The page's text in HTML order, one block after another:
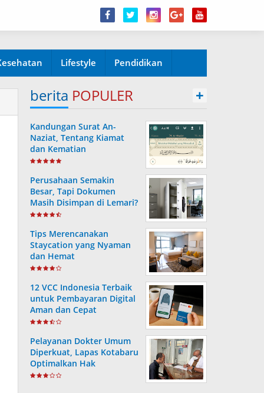
Lifestyle Pendidikan
berita POPULER +
Kandungan Surat An-
Naziat, Tentang Kiamat
dan Kematian
Perusahaan Semakin
Besar, Tapi Dokumen
Masih Disimpan di Lemari?
Ini Risiko yang Sering
Tips Merencanakan
Staycation yang Nyaman
dan Hemat
12 VCC Indonesia Terbaik
untuk Pembayaran Digital
Aman dan Cepat
Pelayanan Dokter Umum
Diperkuat, Lapas Kotabaru
Optimalkan Hak
Kesehatan Warga Binaan